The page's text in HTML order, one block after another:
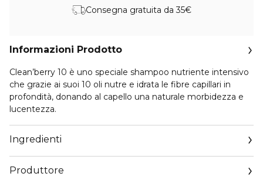
Consegna gratuita da 35€
Informazioni Prodotto
Clean’berry 10 è uno speciale shampoo nutriente intensivo
che grazie ai suoi 10 oli nutre e idrata le fibre capillari in
profondità, donando al capello una naturale morbidezza e
lucentezza.
Ingredienti
Produttore